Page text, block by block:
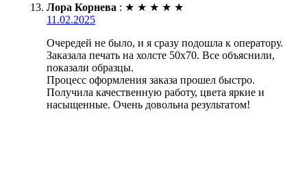
Лора Корнева : ★ ★ ★ ★ ★
11.02.2025
Очередей не было, и я сразу подошла к оператору.
Заказала печать на холсте 50х70. Все объяснили,
показали образцы.
Процесс оформления заказа прошел быстро.
Получила качественную работу, цвета яркие и
насыщенные. Очень довольна результатом!